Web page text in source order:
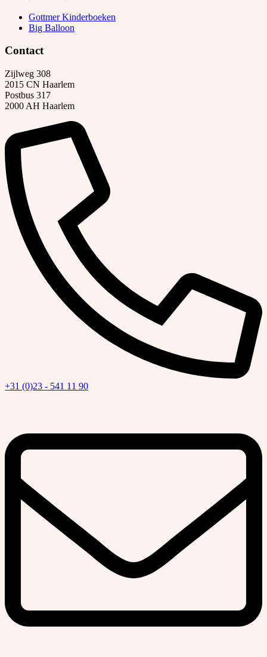
Gottmer Kinderboeken
Big Balloon
Contact
Zijlweg 308
2015 CN Haarlem
Postbus 317
2000 AH Haarlem
+31 (0)23 - 541 11 90